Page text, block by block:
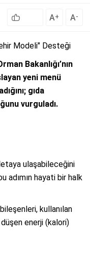
A+ A-
Modeli" Desteği
Bakanlığı’nın
yeni menü
gıda
vurguladı.
ulaşabileceğini
adımın hayati bir halk
kullanılan
enerji (kalori)